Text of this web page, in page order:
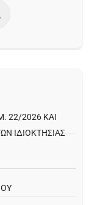
22/2026 ΚΑΙ
ΙΔΙΟΚΤΗΣΊΑΣ